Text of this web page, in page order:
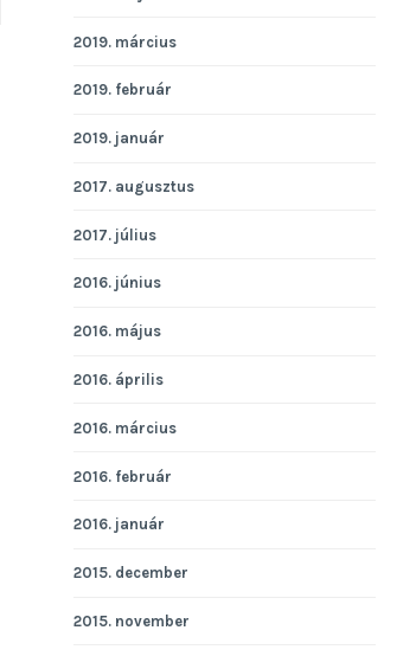
2019. március
2019. február
2019. január
2017. augusztus
2017. július
2016. június
2016. május
2016. április
2016. március
2016. február
2016. január
2015. december
2015. november